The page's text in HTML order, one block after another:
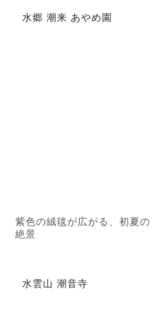
水郷 潮来 あやめ園
紫色の絨毯が広がる、初夏の
絶景
水雲山 潮音寺